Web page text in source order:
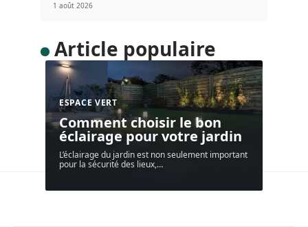
1 août 2026
Article populaire
ESPACE VERT
Comment choisir le bon
éclairage pour votre jardin
L’éclairage du jardin est non seulement important
pour la sécurité des lieux,…